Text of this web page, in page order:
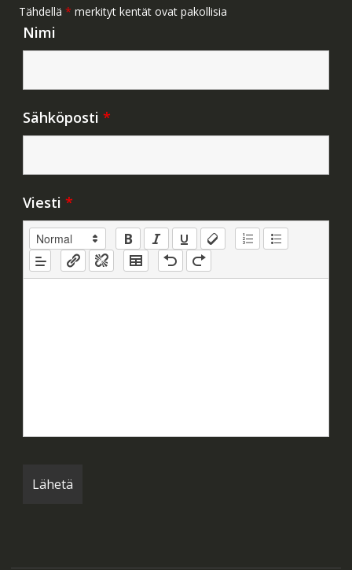
Tähdellä * merkityt kentät ovat pakollisia
Nimi
Sähköposti *
Viesti *